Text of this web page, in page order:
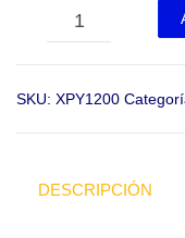
NEXXTXPY1200
SKU: XPY1200
DESCRIPCIÓN